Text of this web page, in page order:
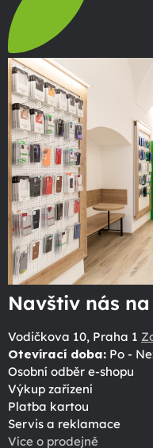
Navštiv nás
Vodičkova 10, Praha 1
Otevírací doba: Po -
Osobní odběr e-shopu
Výkup zařízení
Platba kartou
Servis a reklamace
Více o prodejně